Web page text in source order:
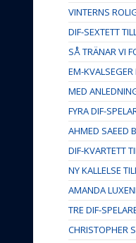
VINTERNS
DIF-SEXTETT
SÅ TRÄNAR VI
EM-
MED
FYRA DIF-
AHMED SAEED
DIF-KVARTETT
NY KALLELSE
AMANDA
TRE DIF-
CHRISTOPHER